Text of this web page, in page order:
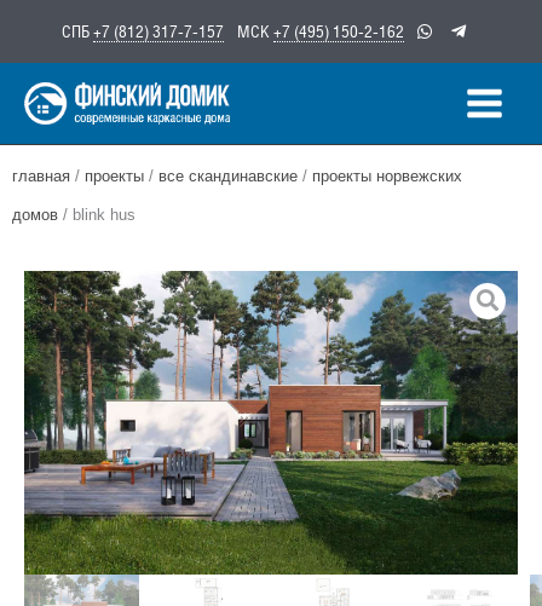
содержимому
СПБ+7 (812) 317-7-157 МСК +7 (495) 150-2-162
главная / проекты / все скандинавские / проекты норвежских
домов / blink hus